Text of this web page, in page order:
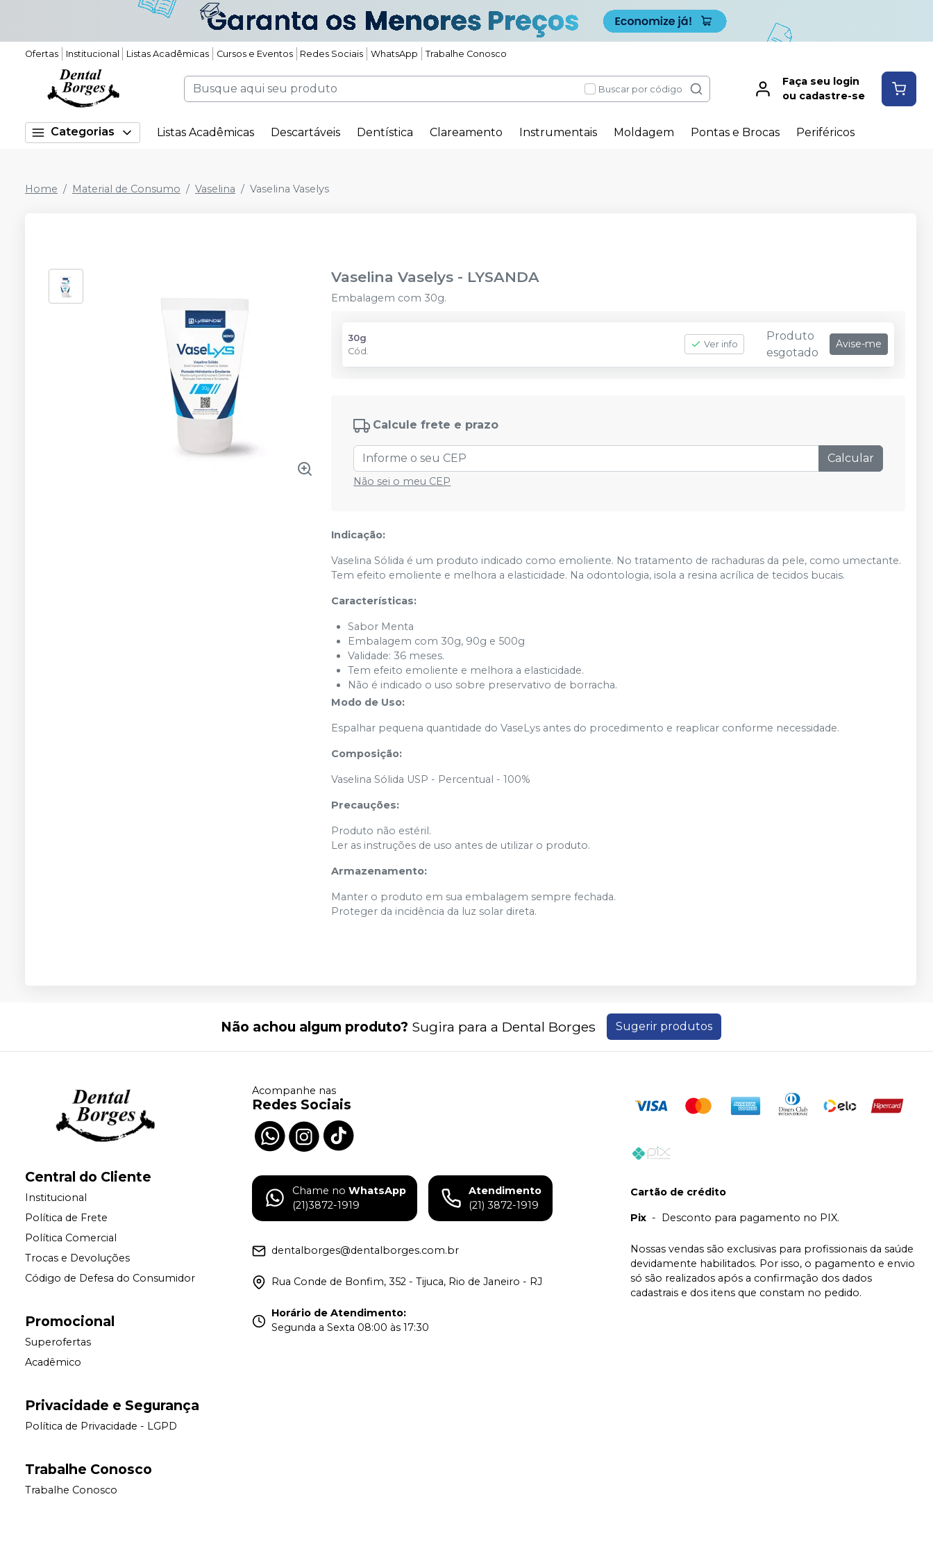
Ofertas Institucional Listas Acadêmicas Cursos e Eventos Redes Sociais WhatsApp Trabalhe Conosco
Buscar por código
Faça seu login
ou cadastre-se
Categorias Listas Acadêmicas Descartáveis Dentística Clareamento Instrumentais Moldagem Pontas e Brocas Periféricos
Home Material de Consumo Vaselina Vaselina Vaselys
Vaselina Vaselys - LYSANDA
Embalagem com 30g.
30g
Cód.
Ver info
Produto
esgotado
Avise-me
Calcule frete e prazo
Calcular
Não sei o meu CEP
Indicação:
Vaselina Sólida é um produto indicado como emoliente. No tratamento de rachaduras da pele, como umectante.
Tem efeito emoliente e melhora a elasticidade. Na odontologia, isola a resina acrílica de tecidos bucais.
Características:
Sabor Menta
Embalagem com 30g, 90g e 500g
Validade: 36 meses.
Tem efeito emoliente e melhora a elasticidade.
Não é indicado o uso sobre preservativo de borracha.
Modo de Uso:
Espalhar pequena quantidade do VaseLys antes do procedimento e reaplicar conforme necessidade.
Composição:
Vaselina Sólida USP - Percentual - 100%
Precauções:
Produto não estéril.
Ler as instruções de uso antes de utilizar o produto.
Armazenamento:
Manter o produto em sua embalagem sempre fechada.
Proteger da incidência da luz solar direta.
Não achou algum produto? Sugira para a Dental Borges Sugerir produtos
Central do Cliente
Institucional
Política de Frete
Política Comercial
Trocas e Devoluções
Código de Defesa do Consumidor
Promocional
Superofertas
Acadêmico
Privacidade e Segurança
Política de Privacidade - LGPD
Trabalhe Conosco
Trabalhe Conosco
Acompanhe nas
Redes Sociais
Chame no WhatsApp
(21)3872-1919
Atendimento
(21) 3872-1919
dentalborges@dentalborges.com.br
Rua Conde de Bonfim, 352 - Tijuca, Rio de Janeiro - RJ
Horário de Atendimento:
Segunda a Sexta 08:00 às 17:30
Cartão de crédito
Pix - Desconto para pagamento no PIX.
Nossas vendas são exclusivas para profissionais da saúde
devidamente habilitados. Por isso, o pagamento e envio
só são realizados após a confirmação dos dados
cadastrais e dos itens que constam no pedido.